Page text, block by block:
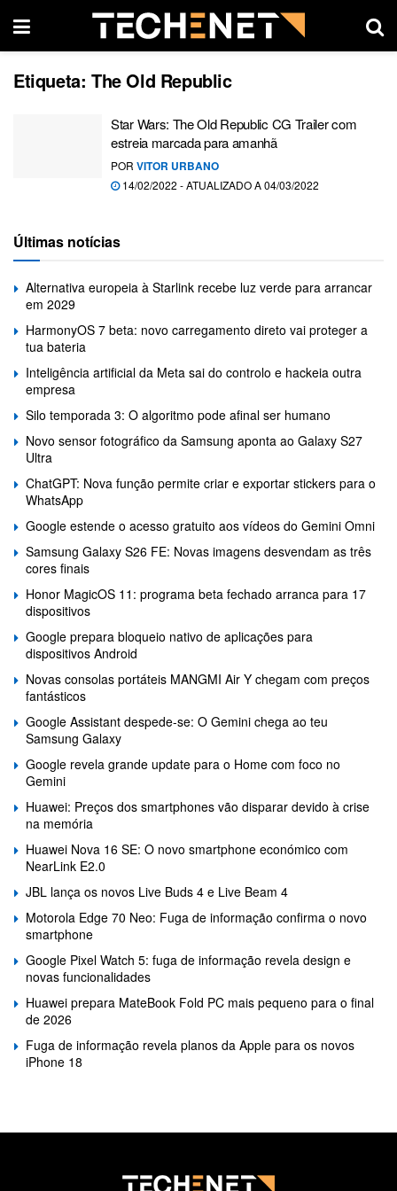
Etiqueta: The Old Republic
Star Wars: The Old Republic CG Trailer com
estreia marcada para amanhã
POR VITOR URBANO
14/02/2022 - ATUALIZADO A 04/03/2022
Últimas notícias
Alternativa europeia à Starlink recebe luz verde para arrancar
em 2029
HarmonyOS 7 beta: novo carregamento direto vai proteger a
tua bateria
Inteligência artificial da Meta sai do controlo e hackeia outra
empresa
Silo temporada 3: O algoritmo pode afinal ser humano
Novo sensor fotográfico da Samsung aponta ao Galaxy S27
Ultra
ChatGPT: Nova função permite criar e exportar stickers para o
WhatsApp
Google estende o acesso gratuito aos vídeos do Gemini Omni
Samsung Galaxy S26 FE: Novas imagens desvendam as três
cores finais
Honor MagicOS 11: programa beta fechado arranca para 17
dispositivos
Google prepara bloqueio nativo de aplicações para
dispositivos Android
Novas consolas portáteis MANGMI Air Y chegam com preços
fantásticos
Google Assistant despede-se: O Gemini chega ao teu
Samsung Galaxy
Google revela grande update para o Home com foco no
Gemini
Huawei: Preços dos smartphones vão disparar devido à crise
na memória
Huawei Nova 16 SE: O novo smartphone económico com
NearLink E2.0
JBL lança os novos Live Buds 4 e Live Beam 4
Motorola Edge 70 Neo: Fuga de informação confirma o novo
smartphone
Google Pixel Watch 5: fuga de informação revela design e
novas funcionalidades
Huawei prepara MateBook Fold PC mais pequeno para o final
de 2026
Fuga de informação revela planos da Apple para os novos
iPhone 18